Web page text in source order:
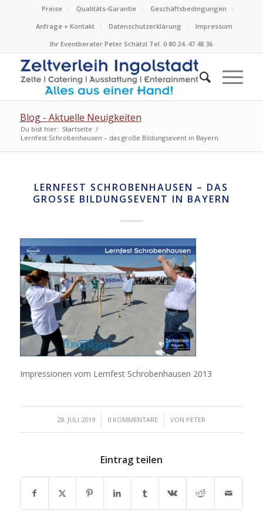
Preise Qualitäts-Garantie
Geschäftsbedingungen
Anfrage + Kontakt
Datenschutzerklärung
Impressum
Ihr Eventberater Peter Schätzl Tel. 0 80 24. 47 48 36
Blog - Aktuelle Neuigkeiten
Du bist hier: Startseite /
Lernfest Schrobenhausen – das große Bildungsevent in Bayern
LERNFEST SCHROBENHAUSEN – DAS
GROSSE BILDUNGSEVENT IN BAYERN
Impressionen vom Lernfest Schrobenhausen 2013
28. JULI 2019
/ 0 KOMMENTARE
/ VON PETER
Eintrag teilen